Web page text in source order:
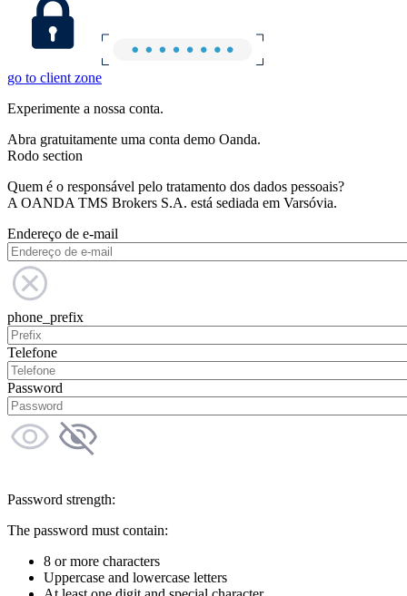
go to client zone
Experimente a nossa conta.
Abra gratuitamente uma conta demo Oanda.
Rodo section
Quem é o responsável pelo tratamento dos dados pessoais?
A OANDA TMS Brokers S.A. está sediada em Varsóvia.
Endereço de e-mail
phone_prefix
Telefone
Password
Password strength:
The password must contain:
8 or more characters
Uppercase and lowercase letters